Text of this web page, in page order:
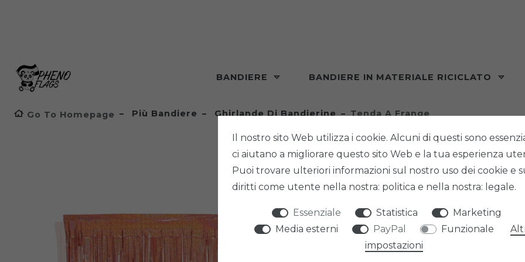
BANDIERE BANDIERE IN MATERIALE RICICLATO
Go To Homepage Più Bandiere Ghirlande Di Bandierine Tenda A Frange
PHENO
Il nostro sito Web utilizza i cookie. Alcuni di questi sono
ci aiutano a migliorare questo sito Web e la tua esperienza
Puoi trovare ulteriori informazioni sul nostro uso dei cookie e
diritti come utente nella nostra: politica e nella nostra: legale.
Essenziale Statistica
Marketing
Media esterni
PayPal Funzionale
impostazioni